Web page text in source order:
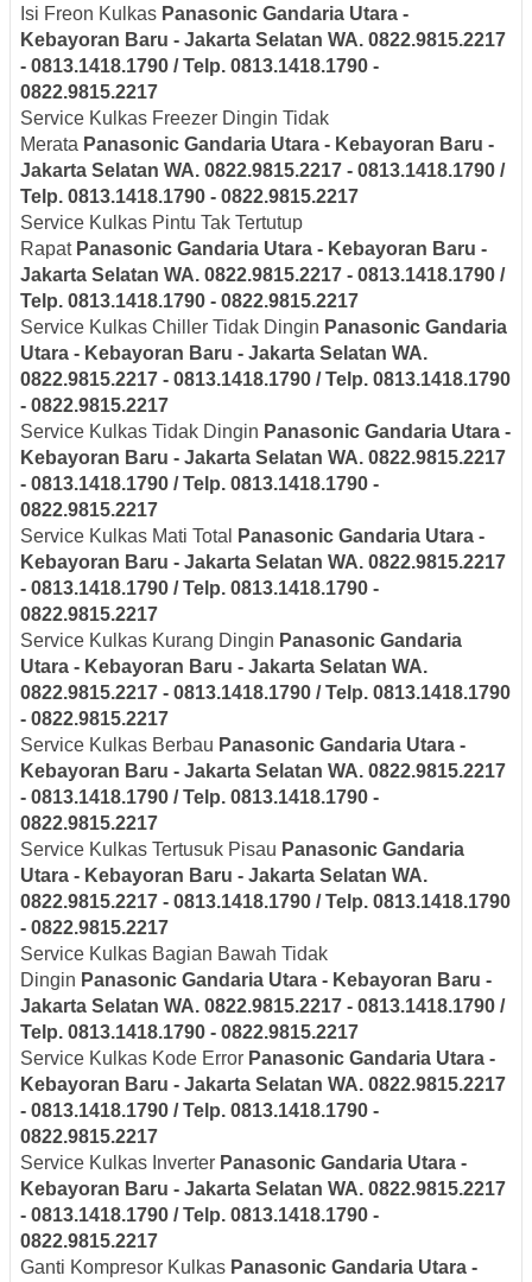
Isi Freon Kulkas Panasonic Gandaria Utara -
Kebayoran Baru - Jakarta Selatan WA. 0822.9815.2217
- 0813.1418.1790 / Telp. 0813.1418.1790 -
0822.9815.2217
Service Kulkas Freezer Dingin Tidak
Merata Panasonic Gandaria Utara - Kebayoran Baru -
Jakarta Selatan WA. 0822.9815.2217 - 0813.1418.1790 /
Telp. 0813.1418.1790 - 0822.9815.2217
Service Kulkas Pintu Tak Tertutup
Rapat Panasonic Gandaria Utara - Kebayoran Baru -
Jakarta Selatan WA. 0822.9815.2217 - 0813.1418.1790 /
Telp. 0813.1418.1790 - 0822.9815.2217
Service Kulkas Chiller Tidak Dingin Panasonic Gandaria
Utara - Kebayoran Baru - Jakarta Selatan WA.
0822.9815.2217 - 0813.1418.1790 / Telp. 0813.1418.1790
- 0822.9815.2217
Service Kulkas Tidak Dingin Panasonic Gandaria Utara -
Kebayoran Baru - Jakarta Selatan WA. 0822.9815.2217
- 0813.1418.1790 / Telp. 0813.1418.1790 -
0822.9815.2217
Service Kulkas Mati Total
Panasonic Gandaria Utara -
Kebayoran Baru - Jakarta Selatan WA. 0822.9815.2217
- 0813.1418.1790 / Telp. 0813.1418.1790 -
0822.9815.2217
Service Kulkas Kurang Dingin Panasonic Gandaria
Utara - Kebayoran Baru - Jakarta Selatan WA.
0822.9815.2217 - 0813.1418.1790 / Telp. 0813.1418.1790
- 0822.9815.2217
Service Kulkas Berbau Panasonic Gandaria Utara -
Kebayoran Baru - Jakarta Selatan WA. 0822.9815.2217
- 0813.1418.1790 / Telp. 0813.1418.1790 -
0822.9815.2217
Service Kulkas Tertusuk Pisau Panasonic Gandaria
Utara - Kebayoran Baru - Jakarta Selatan WA.
0822.9815.2217 - 0813.1418.1790 / Telp. 0813.1418.1790
- 0822.9815.2217
Service Kulkas Bagian Bawah Tidak
Dingin Panasonic Gandaria Utara - Kebayoran Baru -
Jakarta Selatan WA. 0822.9815.2217 - 0813.1418.1790 /
Telp. 0813.1418.1790 - 0822.9815.2217
Service Kulkas Kode Error Panasonic Gandaria Utara -
Kebayoran Baru - Jakarta Selatan WA. 0822.9815.2217
- 0813.1418.1790 / Telp. 0813.1418.1790 -
0822.9815.2217
Service Kulkas Inverter Panasonic Gandaria Utara -
Kebayoran Baru - Jakarta Selatan WA. 0822.9815.2217
- 0813.1418.1790 / Telp. 0813.1418.1790 -
0822.9815.2217
Ganti Kompresor Kulkas Panasonic Gandaria Utara -